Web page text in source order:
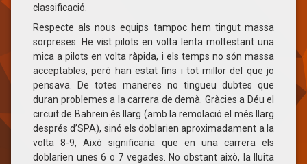
classificació.
Respecte als nous equips tampoc hem tingut massa
sorpreses. He vist pilots en volta lenta moltestant una
mica a pilots en volta ràpida, i els temps no són massa
acceptables, però han estat fins i tot millor del que jo
pensava. De totes maneres no tingueu dubtes que
duran problemes a la carrera de demà. Gràcies a Déu el
circuit de Bahrein és llarg (amb la remolació el més llarg
després d’SPA), sinó els doblarien aproximadament a la
volta 8-9, Això significaria que en una carrera els
doblarien unes 6 o 7 vegades. No obstant això, la lluita